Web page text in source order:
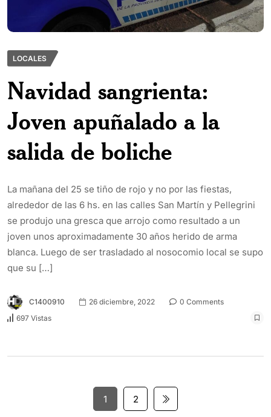
LOCALES
Navidad sangrienta:
Joven apuñalado a la
salida de boliche
La mañana del 25 se tiño de rojo y no por las fiestas,
alrededor de las 6 hs. en las calles San Martín y Pellegrini
se produjo una gresca que arrojo como resultado a un
joven unos aproximadamente 30 años herido de arma
blanca. Luego de ser trasladado al nosocomio local se supo
que su […]
C1400910 26 diciembre, 2022
0 Comments
697 Vistas
1 2